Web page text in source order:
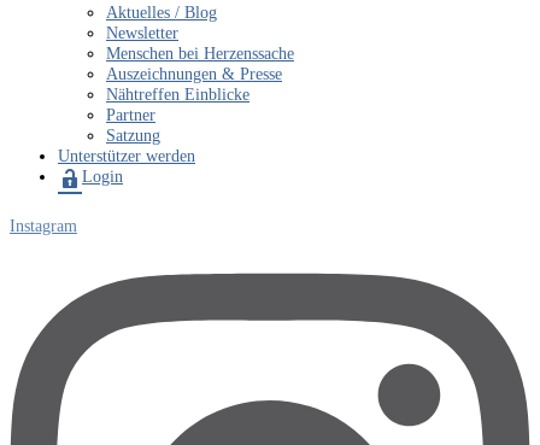
Aktuelles / Blog
Newsletter
Menschen bei Herzenssache
Auszeichnungen & Presse
Nähtreffen Einblicke
Partner
Satzung
Unterstützer werden
Login
Instagram